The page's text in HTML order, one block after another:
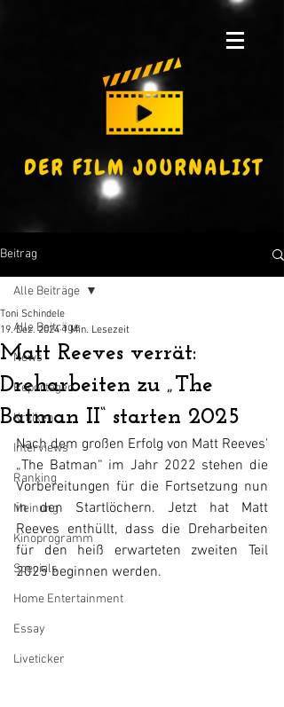
Beitrag
Alle Beiträge
News
Reportagen
Kritiken
Interviews
Ranking
Meinung
Kinoprogramm
Specials
Home Entertainment
Essay
Liveticker
Alle Beiträge
Matt Reeves verrät:
Dreharbeiten zu „The
Batman II“ starten 2025
Toni Schindele
19. Dez. 2024 1 Min. Lesezeit
Nach dem großen Erfolg von Matt Reeves'
„The Batman“ im Jahr 2022 stehen die
Vorbereitungen für die Fortsetzung nun
in den Startlöchern. Jetzt hat Matt
Reeves enthüllt, dass die Dreharbeiten
für den heiß erwarteten zweiten Teil
2025 beginnen werden.